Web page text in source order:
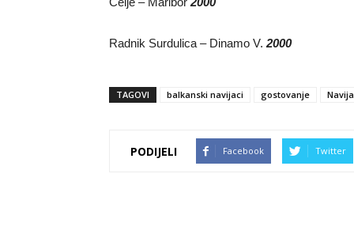
Radnik Surdulica – Dinamo V. 2000
TAGOVI balkanski navijaci gostovanje
PODIJELI Facebook Twitter